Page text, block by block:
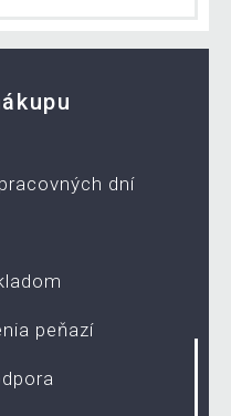
dní
peňazí